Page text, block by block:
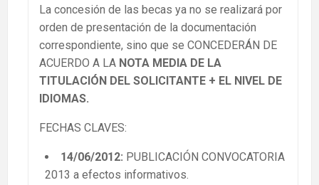
La concesión de las becas ya no se realizará por
orden de presentación de la documentación
correspondiente, sino que se CONCEDERÁN DE
ACUERDO A LA NOTA MEDIA DE LA
TITULACIÓN DEL SOLICITANTE + EL NIVEL DE
IDIOMAS.
FECHAS CLAVES:
14/06/2012: PUBLICACIÓN CONVOCATORIA
2013 a efectos informativos.